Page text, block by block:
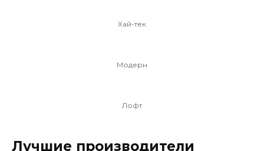
Хай-тек
Модерн
Лофт
Лучшие производители